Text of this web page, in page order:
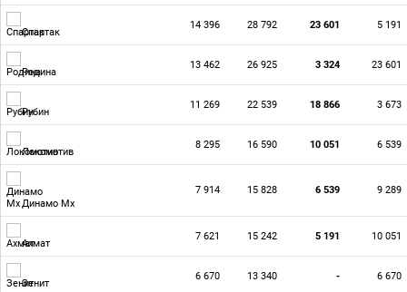
Спартак
14 396 28 792 23 601 5 191
Родина
13 462 26 925 3 324 23 601
Рубин
11 269 22 539 18 866 3 673
Локомотив
8 295 16 590 10 051 6 539
Динамо Мх
7 914 15 828 6 539 9 289
Ахмат
7 621 15 242 5 191 10 051
Зенит
6 670 13 340 - 6 670